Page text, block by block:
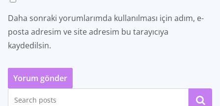
Daha sonraki yorumlarımda kullanılması için adım, e-
posta adresim ve site adresim bu tarayıcıya
kaydedilsin.
Ara